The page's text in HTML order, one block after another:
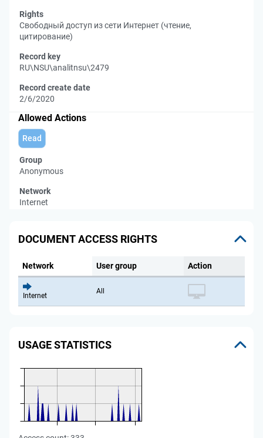
Rights
Свободный доступ из сети Интернет (чтение,
цитирование)
Record key
RU\NSU\analitnsu\2479
Record create date
2/6/2020
Allowed Actions
Read
Group
Anonymous
Network
Internet
DOCUMENT ACCESS RIGHTS
Network User group Action
Internet
All
USAGE STATISTICS